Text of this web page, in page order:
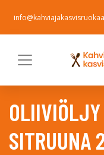
OLIIVIÖLJY
SITRUUNA